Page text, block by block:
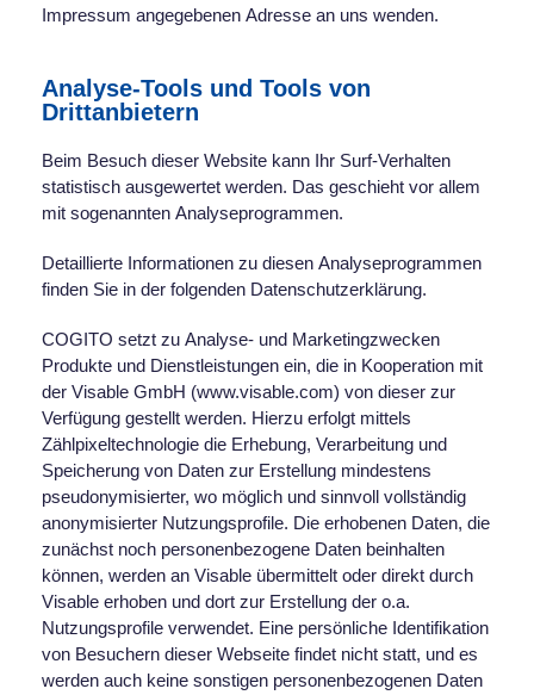
Impressum angegebenen Adresse an uns wenden.
Analyse-Tools und Tools von
Drittanbietern
Beim Besuch dieser Website kann Ihr Surf-Verhalten
statistisch ausgewertet werden. Das geschieht vor allem
mit sogenannten Analyseprogrammen.
Detaillierte Informationen zu diesen Analyseprogrammen
finden Sie in der folgenden Datenschutzerklärung.
COGITO setzt zu Analyse- und Marketingzwecken
Produkte und Dienstleistungen ein, die in Kooperation mit
der Visable GmbH (www.visable.com) von dieser zur
Verfügung gestellt werden. Hierzu erfolgt mittels
Zählpixeltechnologie die Erhebung, Verarbeitung und
Speicherung von Daten zur Erstellung mindestens
pseudonymisierter, wo möglich und sinnvoll vollständig
anonymisierter Nutzungsprofile. Die erhobenen Daten, die
zunächst noch personenbezogene Daten beinhalten
können, werden an Visable übermittelt oder direkt durch
Visable erhoben und dort zur Erstellung der o.a.
Nutzungsprofile verwendet. Eine persönliche Identifikation
von Besuchern dieser Webseite findet nicht statt, und es
werden auch keine sonstigen personenbezogenen Daten